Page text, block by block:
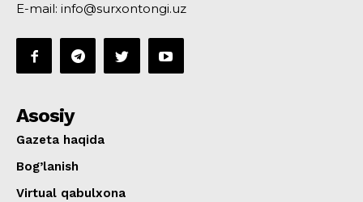
E-mail: info@surxontongi.uz
Asosiy
Gazeta haqida
Bog’lanish
Virtual qabulxona